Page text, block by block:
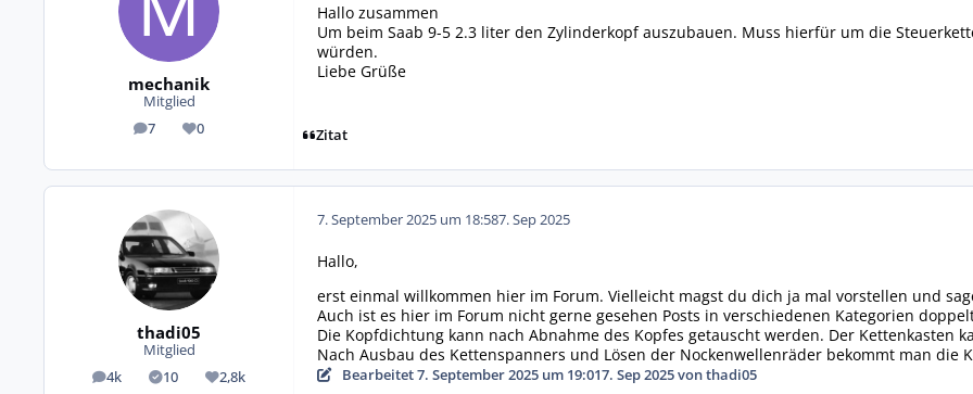
mechanik
Mitglied
7
Beiträge0
Reputation
Hallo zusammen
Um beim Saab 9-5 2.3 liter den Zylinderkopf auszubauen. Muss hierfür um die
würden.
Liebe Grüße
Zitat
thadi05
Mitglied
4k
Beiträge 10
Lösungen2,8k
Reputation
7. September 2025 um 18:587. Sep 2025
Hallo,
erst einmal willkommen hier im Forum. Vielleicht magst du dich ja mal vorstellen und
Auch ist es hier im Forum nicht gerne gesehen Posts in verschiedenen Kategorien
Die Kopfdichtung kann nach Abnahme des Kopfes getauscht werden. Der Kettenkasten
Nach Ausbau des Kettenspanners und Lösen der Nockenwellenräder bekommt man die
Bearbeitet7. September 2025 um 19:017. Sep 2025von thadi05